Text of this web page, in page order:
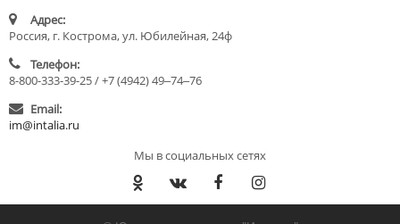
Адрес:
Россия, г. Кострома, ул. Юбилейная, 24ф
Телефон:
8-800-333-39-25 / +7 (4942) 49‒74‒76
Email:
im@intalia.ru
Мы в социальных сетях